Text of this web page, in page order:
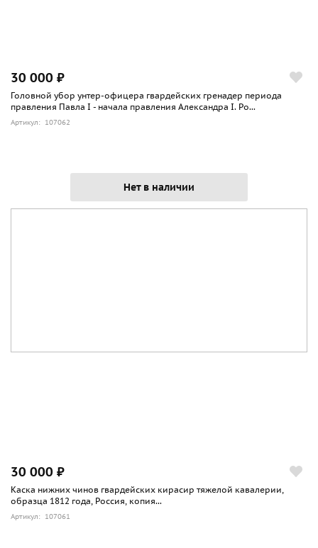
30 000 ₽
Головной убор унтер-офицера гвардейских гренадер периода
правления Павла I - начала правления Александра I. Ро...
Артикул: 107062
Нет в наличии
30 000 ₽
Каска нижних чинов гвардейских кирасир тяжелой кавалерии,
образца 1812 года, Россия, копия...
Артикул: 107061